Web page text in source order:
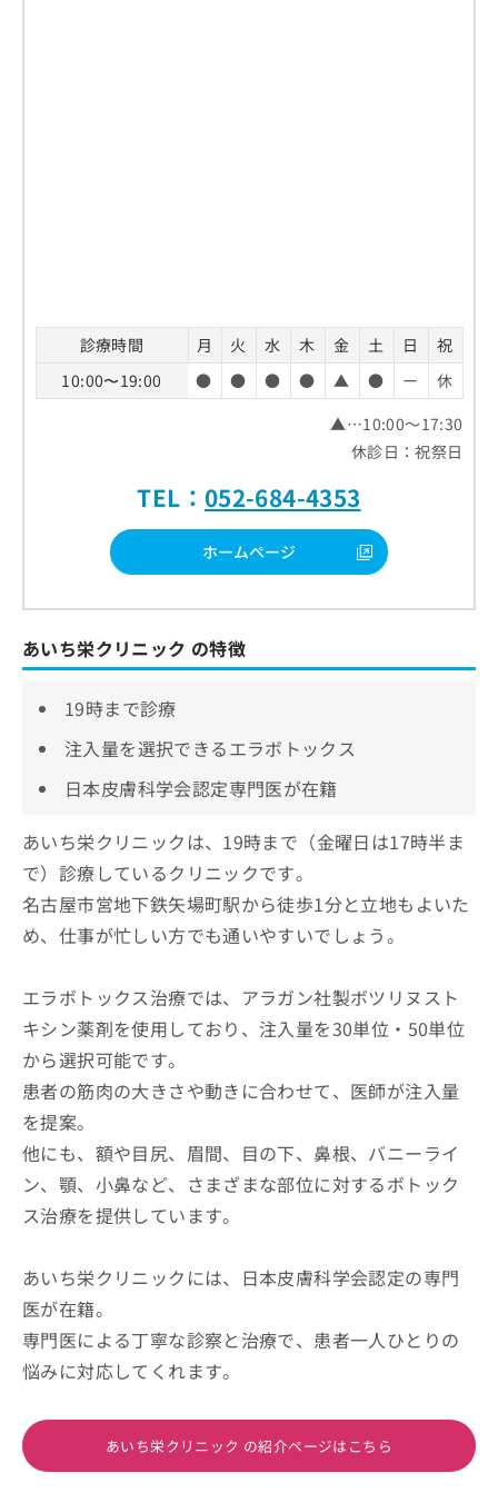
診療時間 月 火 水 木 金 土 日
祝
10:00〜19:00
● ● ● ● ▲ ● ー
休
▲…10:00～17:30
休診日：祝祭日
TEL： 052-684-4353
ホームページ
あいち栄クリニック の特徴
19時まで診療
注入量を選択できるエラボトックス
日本皮膚科学会認定専門医が在籍
あいち栄クリニックは、19時まで（金曜日は17時半ま
で）診療しているクリニックです。
名古屋市営地下鉄矢場町駅から徒歩1分と立地もよいた
め、仕事が忙しい方でも通いやすいでしょう。
エラボトックス治療では、アラガン社製ボツリヌスト
キシン薬剤を使用しており、注入量を30単位・50単位
から選択可能です。
患者の筋肉の大きさや動きに合わせて、医師が注入量
を提案。
他にも、額や目尻、眉間、目の下、鼻根、バニーライ
ン、顎、小鼻など、さまざまな部位に対するボトック
ス治療を提供しています。
あいち栄クリニックには、日本皮膚科学会認定の専門
医が在籍。
専門医による丁寧な診察と治療で、患者一人ひとりの
悩みに対応してくれます。
あいち栄クリニック の紹介ページはこちら